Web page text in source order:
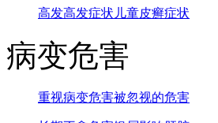
高发高发症状 儿童皮癣症状
病变危害
重视病变危害被忽视的危害